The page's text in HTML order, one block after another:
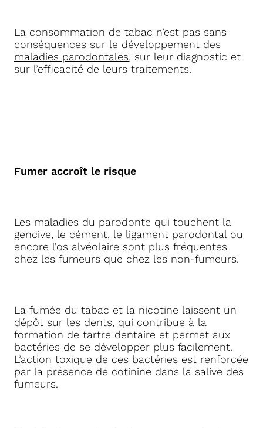
La consommation de tabac n’est pas sans
conséquences sur le développement des
maladies parodontales, sur leur diagnostic et
sur l’efficacité de leurs traitements.
Fumer accroît le risque
Les maladies du parodonte qui touchent la
gencive, le cément, le ligament parodontal ou
encore l’os alvéolaire sont plus fréquentes
chez les fumeurs que chez les non-fumeurs.
La fumée du tabac et la nicotine laissent un
dépôt sur les dents, qui contribue à la
formation de tartre dentaire et permet aux
bactéries de se développer plus facilement.
L’action toxique de ces bactéries est renforcée
par la présence de cotinine dans la salive des
fumeurs.